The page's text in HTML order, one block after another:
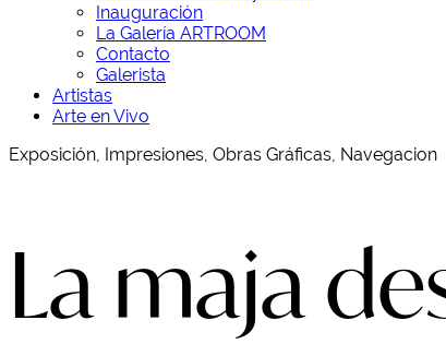
Inauguración
La Galería ARTROOM
Contacto
Galerista
Artistas
Arte en Vivo
Exposición, Impresiones, Obras Gráficas, Navegacion
La maja